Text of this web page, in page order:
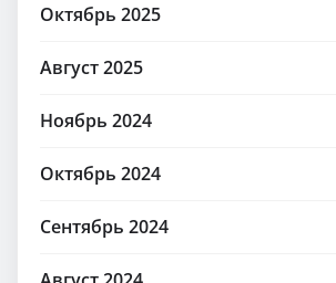
Октябрь 2025
Август 2025
Ноябрь 2024
Октябрь 2024
Сентябрь 2024